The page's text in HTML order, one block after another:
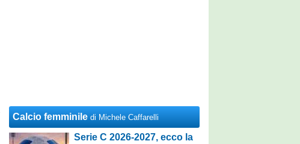
Calcio femminile di Michele Caffarelli
Serie C 2026-2027, ecco la